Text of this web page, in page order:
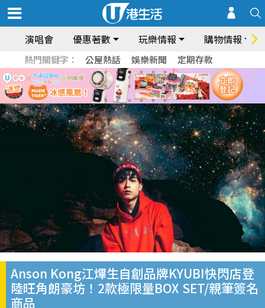
演唱會 優惠著數 玩樂情報 購物情報
熱門關鍵字： 公屋熱話 娛樂新聞 定期存款
Anson Kong江熚生自創品牌KYUBI快閃店登
陸旺角朗豪坊！2款極限量BOX SET/親筆簽名
商品